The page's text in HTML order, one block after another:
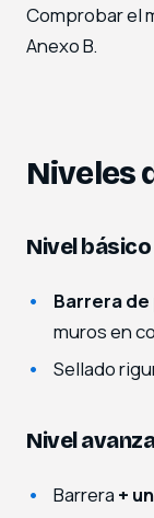
Comprobar el
Anexo B.
Niveles
Nivel básico
Barrera
muros en
Sellado
Nivel
Barrera +